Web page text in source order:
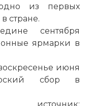
из первых
стране.
сентября
ярмарки в
июня
сбор в